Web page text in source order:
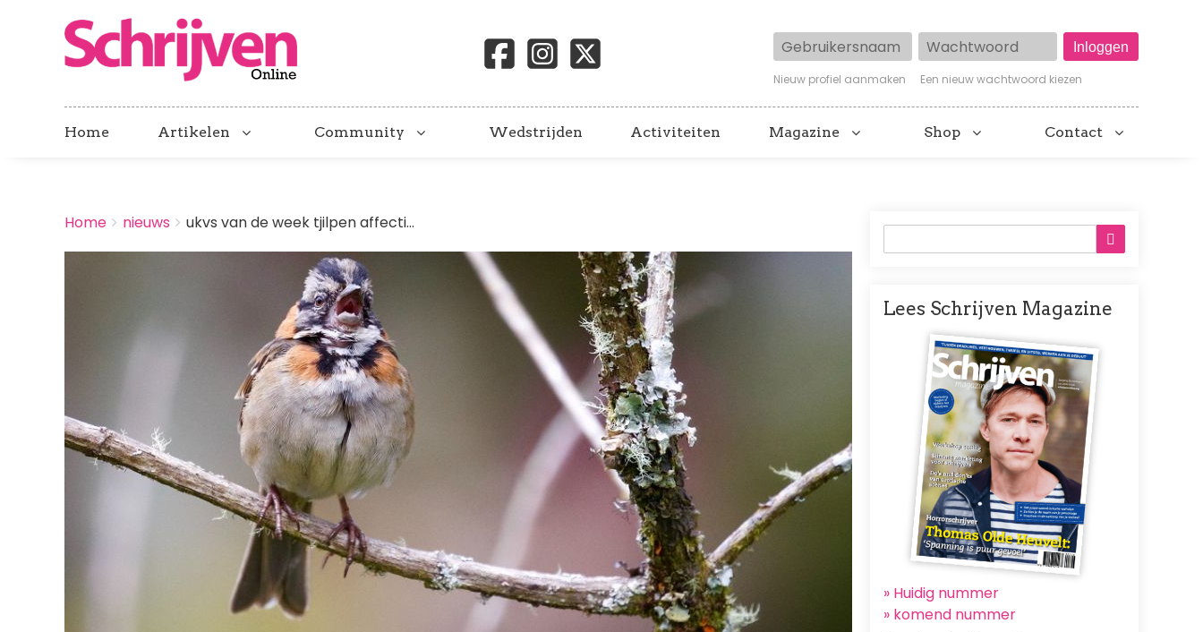
Gebruikersnaam Wachtwoord
Nieuw profiel aanmaken Een nieuw wachtwoord kiezen
Home Artikelen Community Wedstrijden Activiteiten Magazine Shop Contact
BREADCRUMBS
You
Home nieuws
ukvs van de week tjilpen affecti...
Lees Schrijven Magazine
Afbeelding
» Huidig nummer
» komend nummer